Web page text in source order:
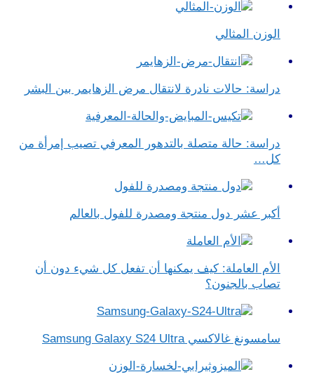
الوزن المثالي
دراسة: حالات نادرة لانتقال مرض الزهايمر بين البشر
دراسة: حالة متصلة بالتدهور المعرفي تصيب إمرأة من
كل…
أكبر عشر دول منتجة ومصدرة للفول بالعالم
الأم العاملة: كيف يمكنها أن تفعل كل شيء دون أن
تصاب بالجنون؟
سامسونغ غالاكسي Samsung Galaxy S24 Ultra